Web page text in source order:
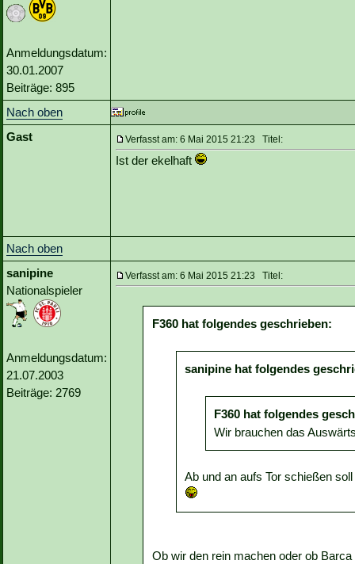
Anmeldungsdatum:
30.01.2007
Beiträge: 895
Nach oben
Gast
Verfasst am: 6 Mai 2015 21:23 Titel:
Ist der ekelhaft
Nach oben
sanipine
Nationalspieler
Anmeldungsdatum:
21.07.2003
Beiträge: 2769
Verfasst am: 6 Mai 2015 21:23 Titel:
F360 hat folgendes geschrieben:
sanipine hat folgendes
F360 hat folgendes
Wir brauchen das
Ab und an aufs Tor schießen
Ob wir den rein machen oder ob